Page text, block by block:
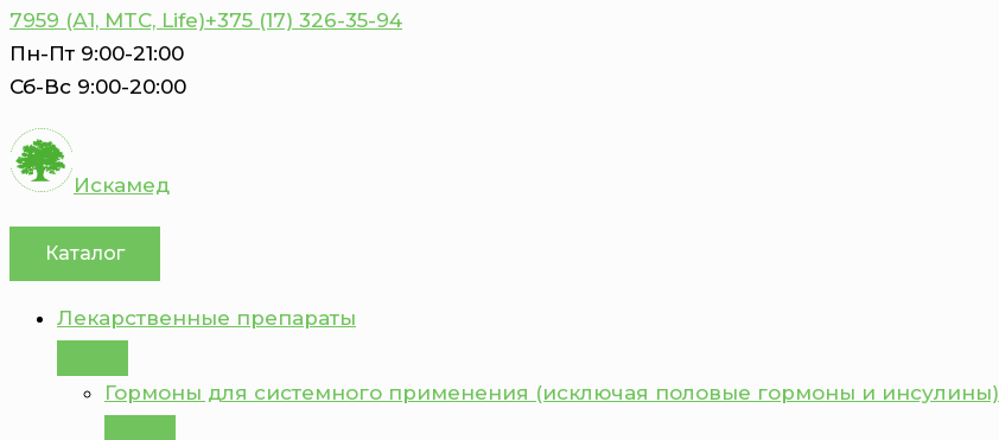
7959 (А1, MTC, Life)+375 (17) 326-35-94
Пн-Пт 9:00-21:00
Сб-Вс 9:00-20:00
Искамед
Каталог
Лекарственные препараты
Гормоны для системного применения (исключая половые гормоны и инсулины)